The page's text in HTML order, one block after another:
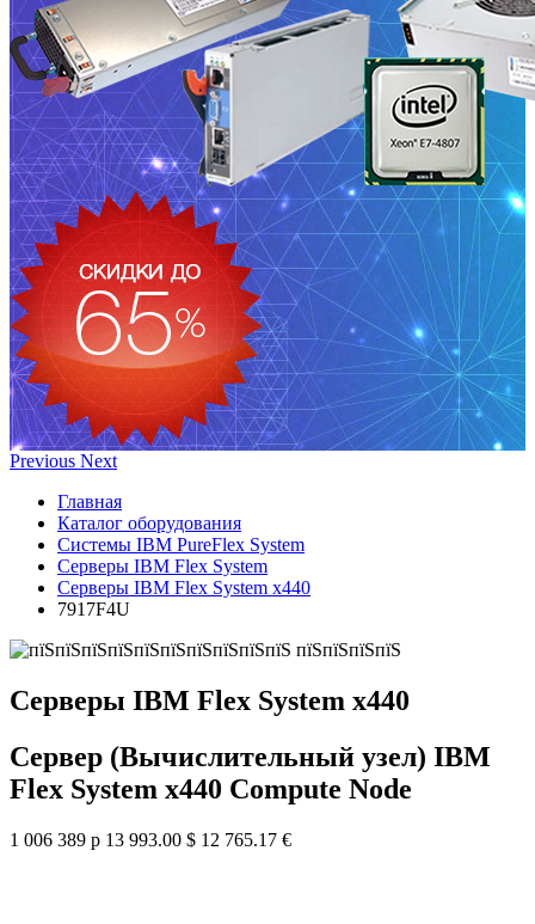
Previous Next
Главная
Каталог оборудования
Системы IBM PureFlex System
Серверы IBM Flex System
Серверы IBM Flex System x440
7917F4U
Серверы IBM Flex System x440
Сервер (Вычислительный узел) IBM
Flex System x440 Compute Node
1 006 389 р 13 993.00 $ 12 765.17 €